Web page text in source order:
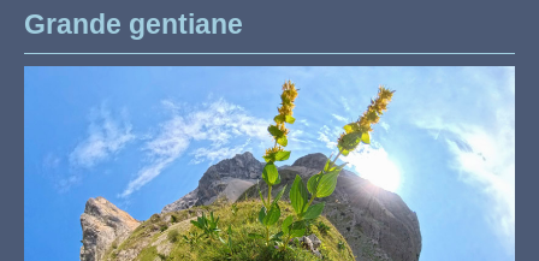
Grande gentiane